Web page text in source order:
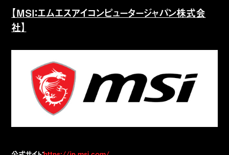
【MSI：エムエスアイコンピュータージャパン株式会
社】